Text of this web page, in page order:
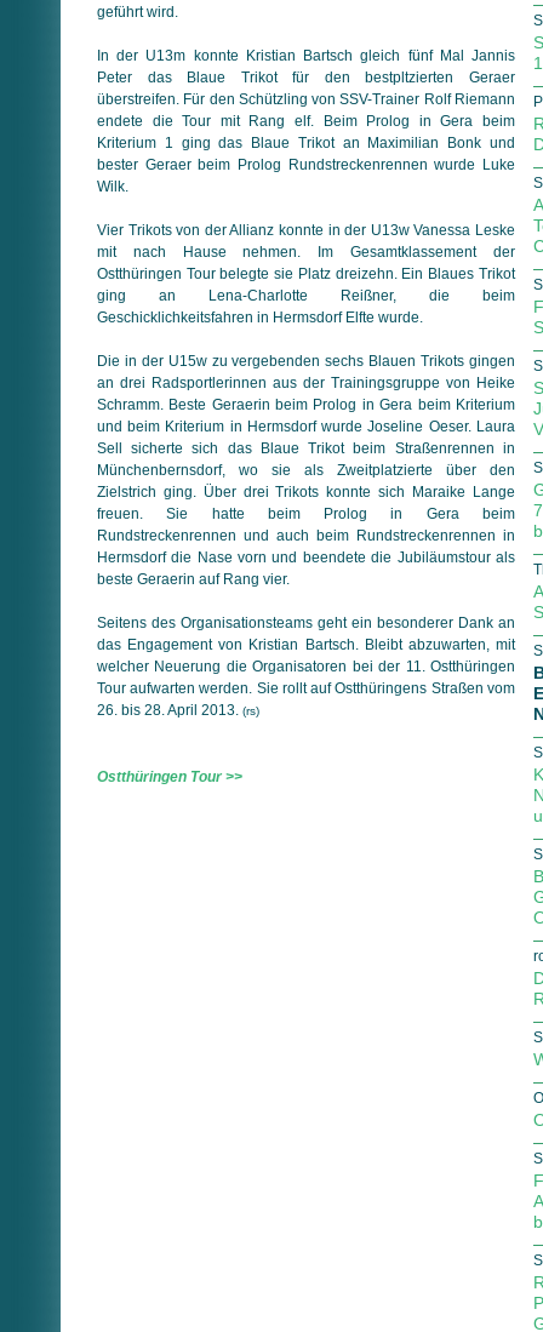
geführt wird.
In der U13m konnte Kristian Bartsch gleich fünf Mal Jannis
Peter das Blaue Trikot für den bestpltzierten Geraer
überstreifen. Für den Schützling von SSV-Trainer Rolf Riemann
endete die Tour mit Rang elf. Beim Prolog in Gera beim
Kriterium 1 ging das Blaue Trikot an Maximilian Bonk und
bester Geraer beim Prolog Rundstreckenrennen wurde Luke
Wilk.
Vier Trikots von der Allianz konnte in der U13w Vanessa Leske
mit nach Hause nehmen. Im Gesamtklassement der
Ostthüringen Tour belegte sie Platz dreizehn. Ein Blaues Trikot
ging an Lena-Charlotte Reißner, die beim
Geschicklichkeitsfahren in Hermsdorf Elfte wurde.
Die in der U15w zu vergebenden sechs Blauen Trikots gingen
an drei Radsportlerinnen aus der Trainingsgruppe von Heike
Schramm. Beste Geraerin beim Prolog in Gera beim Kriterium
und beim Kriterium in Hermsdorf wurde Joseline Oeser. Laura
Sell sicherte sich das Blaue Trikot beim Straßenrennen in
Münchenbernsdorf, wo sie als Zweitplatzierte über den
Zielstrich ging. Über drei Trikots konnte sich Maraike Lange
freuen. Sie hatte beim Prolog in Gera beim
Rundstreckenrennen und auch beim Rundstreckenrennen in
Hermsdorf die Nase vorn und beendete die Jubiläumstour als
beste Geraerin auf Rang vier.
Seitens des Organisationsteams geht ein besonderer Dank an
das Engagement von Kristian Bartsch. Bleibt abzuwarten, mit
welcher Neuerung die Organisatoren bei der 11. Ostthüringen
Tour aufwarten werden. Sie rollt auf Ostthüringens Straßen vom
26. bis 28. April 2013. (rs)
Ostthüringen Tour >>